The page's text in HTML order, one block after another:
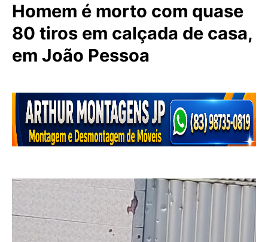
Homem é morto com quase
80 tiros em calçada de casa,
em João Pessoa